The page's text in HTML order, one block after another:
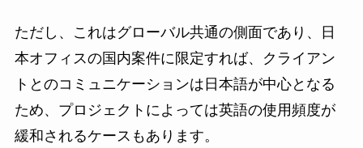
ただし、これはグローバル共通の側面であり、日
本オフィスの国内案件に限定すれば、クライアン
トとのコミュニケーションは日本語が中心となる
ため、プロジェクトによっては英語の使用頻度が
緩和されるケースもあります。